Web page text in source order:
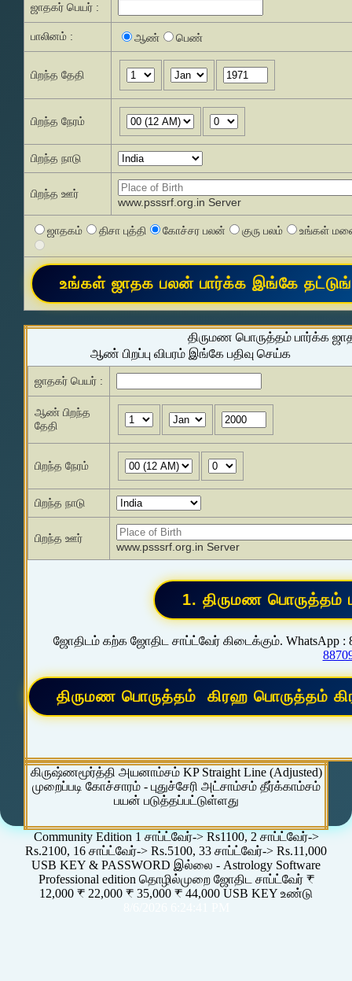
ஜாதகர் பெயர் :
பாலினம் : ஆண் பெண்
பிறந்த தேதி
பிறந்த நேரம்
பிறந்த நாடு
பிறந்த ஊர்
www.psssrf.org.in Server
ஜாதகம் திசா புத்தி கோச்சர பலன் குரு பலம் உங்கள்
திருமண பொருத்தம் பார்க்க
ஆண் பிறப்பு விபரம் இங்கே பதிவு செய்க
ஜாதகர் பெயர் :
ஆண் பிறந்த
தேதி
பிறந்த நேரம்
பிறந்த நாடு
பிறந்த ஊர்
www.psssrf.org.in Server
ஜோதிடம் கற்க ஜோதிட சாப்ட்வேர் கிடைக்கும். WhatsApp :
கிருஷ்ணமூர்த்தி அயனாம்சம் KP Straight Line (Adjusted)
முறைப்படி கோச்சாரம் - புதுச்சேரி அட்சாம்சம் தீர்க்காம்சம்
பயன் படுத்தப்பட்டுள்ளது
Community Edition 1 சாப்ட்வேர்-> Rs1100, 2 சாப்ட்வேர்->
Rs.2100, 16 சாப்ட்வேர்-> Rs.5100, 33 சாப்ட்வேர்-> Rs.11,000
USB KEY & PASSWORD இல்லை - Astrology Software
Professional edition தொழில்முறை ஜோதிட சாப்ட்வேர் ₹
12,000 ₹ 22,000 ₹ 35,000 ₹ 44,000 USB KEY உண்டு